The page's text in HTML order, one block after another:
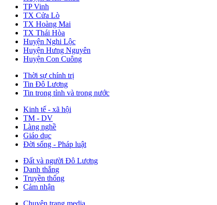
TP Vinh
TX Cửa Lò
TX Hoàng Mai
TX Thái Hòa
Huyện Nghi Lộc
Huyện Hưng Nguyên
Huyện Con Cuông
Thời sự chính trị
Tin Đô Lương
Tin trong tỉnh và trong nước
Kinh tế - xã hội
TM - DV
Làng nghề
Giáo dục
Đời sống - Pháp luật
Đất và người Đô Lương
Danh thắng
Truyền thống
Cảm nhận
Chuyên trang media